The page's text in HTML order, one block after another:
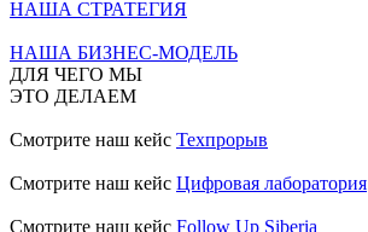
НАША СТРАТЕГИЯ
НАША БИЗНЕС-МОДЕЛЬ
ДЛЯ ЧЕГО МЫ
ЭТО ДЕЛАЕМ
Смотрите наш кейс Техпрорыв
Смотрите наш кейс Цифровая лаборатория
Смотрите наш кейс Follow Up Siberia